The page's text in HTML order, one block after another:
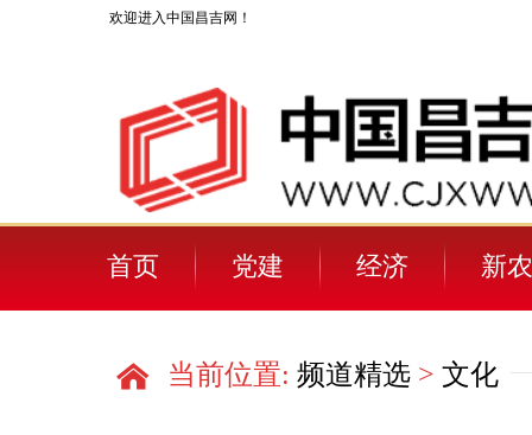
欢迎进入中国昌吉网！
首页 党建 经济 新
当前位置: 频道精选 > 文化